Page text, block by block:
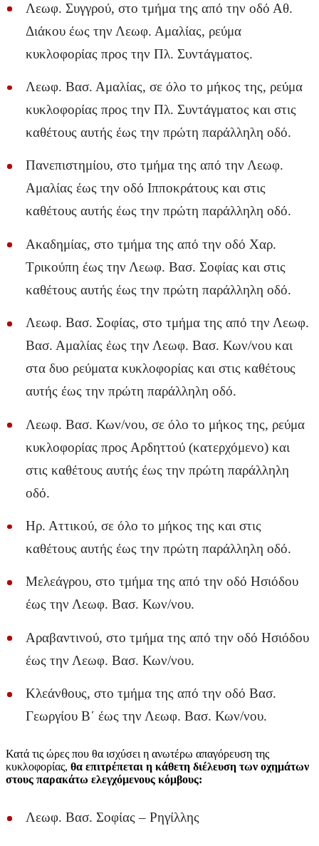
Λεωφ. Συγγρού, στο τμήμα της από την οδό Αθ.
Διάκου έως την Λεωφ. Αμαλίας, ρεύμα
κυκλοφορίας προς την Πλ. Συντάγματος.
Λεωφ. Βασ. Αμαλίας, σε όλο το μήκος της, ρεύμα
κυκλοφορίας προς την Πλ. Συντάγματος και στις
καθέτους αυτής έως την πρώτη παράλληλη οδό.
Πανεπιστημίου, στο τμήμα της από την Λεωφ.
Αμαλίας έως την οδό Ιπποκράτους και στις
καθέτους αυτής έως την πρώτη παράλληλη οδό.
Ακαδημίας, στο τμήμα της από την οδό Χαρ.
Τρικούπη έως την Λεωφ. Βασ. Σοφίας και στις
καθέτους αυτής έως την πρώτη παράλληλη οδό.
Λεωφ. Βασ. Σοφίας, στο τμήμα της από την Λεωφ.
Βασ. Αμαλίας έως την Λεωφ. Βασ. Κων/νου και
στα δυο ρεύματα κυκλοφορίας και στις καθέτους
αυτής έως την πρώτη παράλληλη οδό.
Λεωφ. Βασ. Κων/νου, σε όλο το μήκος της, ρεύμα
κυκλοφορίας προς Αρδηττού (κατερχόμενο) και
στις καθέτους αυτής έως την πρώτη παράλληλη
οδό.
Ηρ. Αττικού, σε όλο το μήκος της και στις
καθέτους αυτής έως την πρώτη παράλληλη οδό.
Μελεάγρου, στο τμήμα της από την οδό Ησιόδου
έως την Λεωφ. Βασ. Κων/νου.
Αραβαντινού, στο τμήμα της από την οδό Ησιόδου
έως την Λεωφ. Βασ. Κων/νου.
Κλεάνθους, στο τμήμα της από την οδό Βασ.
Γεωργίου Β΄ έως την Λεωφ. Βασ. Κων/νου.
Κατά τις ώρες που θα ισχύσει η ανωτέρω απαγόρευση της
κυκλοφορίας, θα επιτρέπεται η κάθετη διέλευση των οχημάτων
στους παρακάτω ελεγχόμενους κόμβους:
Λεωφ. Βασ. Σοφίας – Ρηγίλλης